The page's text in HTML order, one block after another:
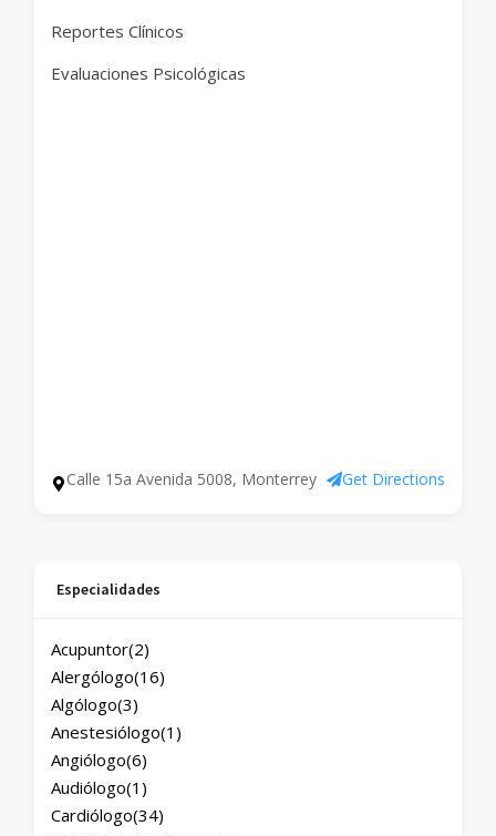
Reportes Clínicos
Evaluaciones Psicológicas
Calle 15a Avenida 5008, Monterrey Get Directions
Especialidades
Acupuntor(2)
Alergólogo(16)
Algólogo(3)
Anestesiólogo(1)
Angiólogo(6)
Audiólogo(1)
Cardiólogo(34)